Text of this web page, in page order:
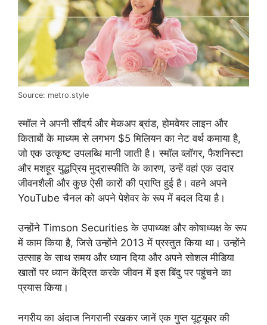
Source: metro.style
स्मॉल ने अपनी सौंदर्य और मेकअप ब्रांड, होमवेयर लाइन और
किताबों के माध्यम से लगभग $5 मिलियन का नेट वर्थ कमाया है,
जो एक उत्कृष्ट उपलब्धि मानी जाती है। स्मॉल व्लॉगर, फैशनिस्टा
और मशहूर युद्धप्रिय मुद्रास्फीति के कारण, उन्हें वहां एक उदार
जीवनशैली और कुछ ऐसी कारों की प्राप्ति हुई है। वहने अपने
YouTube चैनल को अपने पेशेवर के रूप में बदल दिया है।
उन्होंने Timson Securities के उपाध्यक्ष और कोषाध्यक्ष के रूप
में काम किया है, जिसे उन्होंने 2013 में प्रस्तुत किया था। उन्होंने
उत्साह के साथ समय और ध्यान दिया और अपने सोशल मीडिया
खातों पर ध्यान केंद्रित करके जीवन में इस बिंदु पर पहुंचने का
प्रयास किया।
नगरीय का अंदाज निगरानी रखकर जानें एक गुप्त यूट्यूबर की